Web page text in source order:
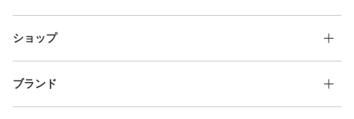
ショップ
ブランド